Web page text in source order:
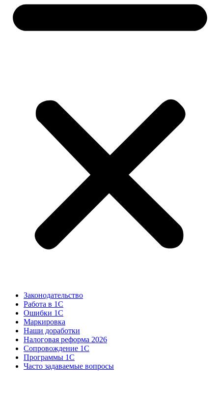
Законодательство
Работа в 1С
Ошибки 1С
Маркировка
Наши доработки
Налоговая реформа 2026
Сопровождение 1С
Программы 1С
Часто задаваемые вопросы